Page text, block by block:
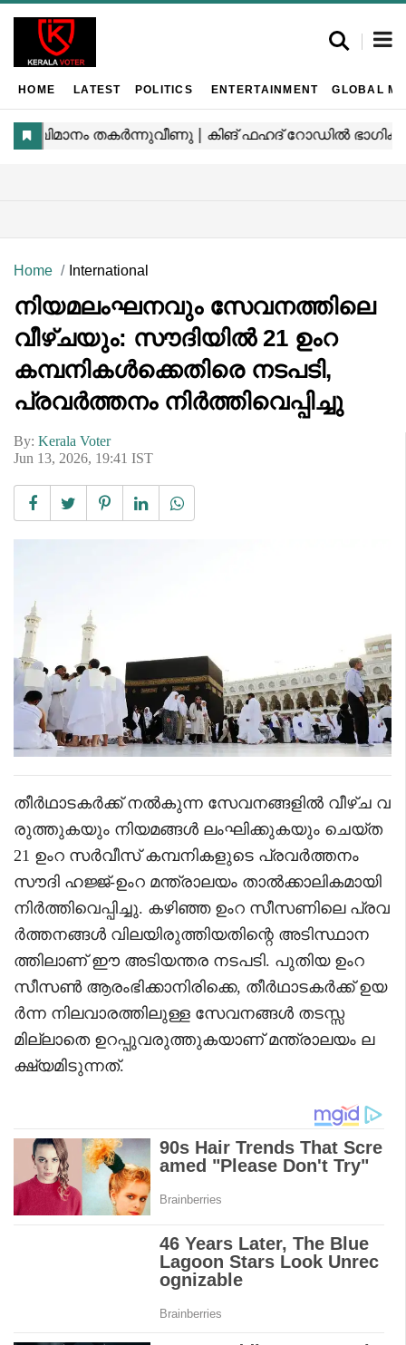
HOME LATEST POLITICS ENTERTAINMENT GLOBAL
Home International
നിയമലംഘനവും സേവനത്തിലെ
വീഴ്ചയും: സൗദിയിൽ 21 ഉംറ
കമ്പനികൾക്കെതിരെ നടപടി,
പ്രവർത്തനം നിർത്തിവെപ്പിച്ചു
By: Kerala Voter
Jun 13, 2026, 19:41 IST
തീർഥാടകർക്ക് നൽകുന്ന സേവനങ്ങളിൽ വീഴ്ച വ
രുത്തുകയും നിയമങ്ങൾ ലംഘിക്കുകയും ചെയ്ത
21 ഉംറ സർവീസ് കമ്പനികളുടെ പ്രവർത്തനം
സൗദി ഹജ്ജ്-ഉംറ മന്ത്രാലയം താൽക്കാലികമായി
നിർത്തിവെപ്പിച്ചു. കഴിഞ്ഞ ഉംറ സീസണിലെ പ്രവ
ർത്തനങ്ങൾ വിലയിരുത്തിയതിന്റെ അടിസ്ഥാന
ത്തിലാണ് ഈ അടിയന്തര നടപടി. പുതിയ ഉംറ
സീസൺ ആരംഭിക്കാനിരിക്കെ, തീർഥാടകർക്ക് ഉയ
ർന്ന നിലവാരത്തിലുള്ള സേവനങ്ങൾ തടസ്സ
മില്ലാതെ ഉറപ്പുവരുത്തുകയാണ് മന്ത്രാലയം ല
ക്ഷ്യമിടുന്നത്.